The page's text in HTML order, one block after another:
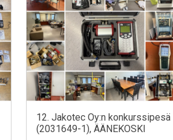
12. Jakotec Oy:n konkurssipesä
(2031649-1), ÄÄNEKOSKI